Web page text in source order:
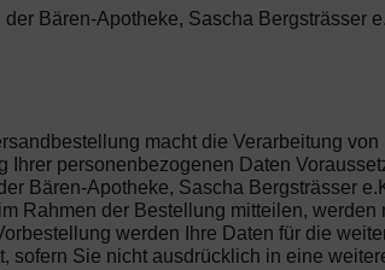
Bären-Apotheke, Sascha Bergsträsser
macht die Verarbeitung
personenbezogenen Daten
Bären-Apotheke, Sascha Bergsträsser
Rahmen der Bestellung mitteilen,
werden Ihre Daten für die
sofern Sie nicht ausdrücklich in eine